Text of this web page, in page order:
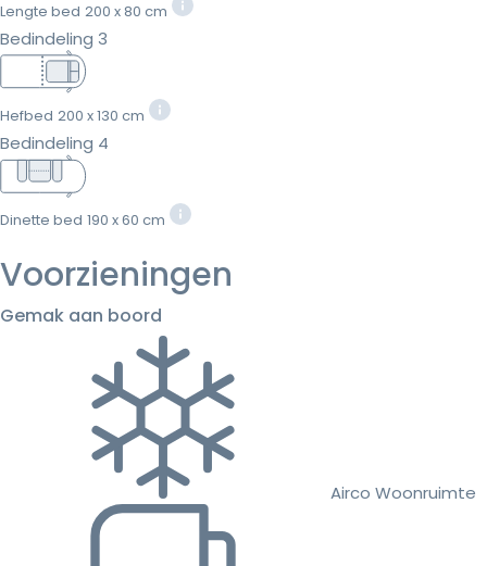
Lengte bed 200 x 80 cm
Bedindeling 3
Hefbed 200 x 130 cm
Bedindeling 4
Dinette bed 190 x 60 cm
Voorzieningen
Gemak aan boord
Airco Woonruimte